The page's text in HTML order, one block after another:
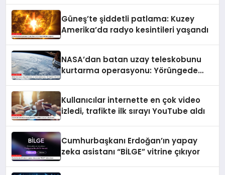
Güneş’te şiddetli patlama: Kuzey
Amerika’da radyo kesintileri yaşandı
NASA’dan batan uzay teleskobunu
kurtarma operasyonu: Yörüngede
Kullanıcılar internette en çok video
izledi, trafikte ilk sırayı YouTube aldı
Cumhurbaşkanı Erdoğan’ın yapay
zeka asistanı “BİLGE” vitrine çıkıyor